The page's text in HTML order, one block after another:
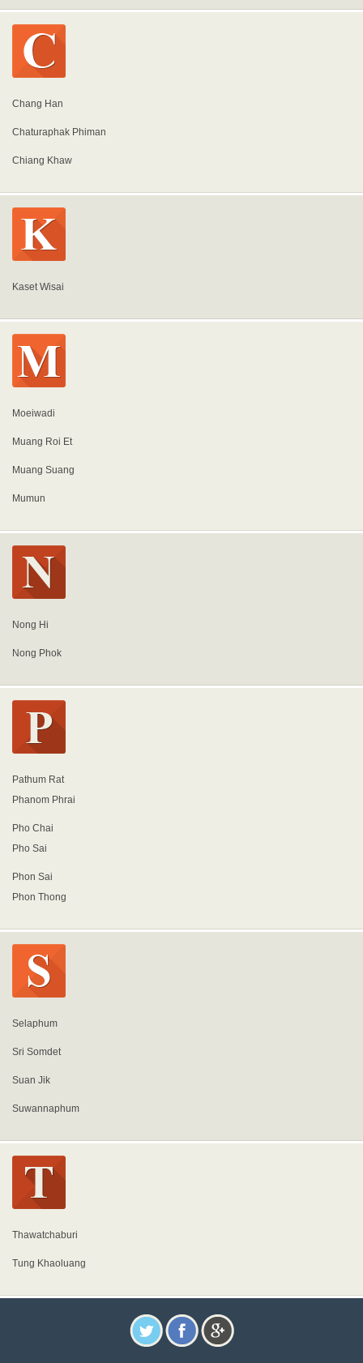
Chang Han
Chaturaphak Phiman
Chiang Khaw
Kaset Wisai
Moeiwadi
Muang Roi Et
Muang Suang
Mumun
Nong Hi
Nong Phok
Pathum Rat
Phanom Phrai
Pho Chai
Pho Sai
Phon Sai
Phon Thong
Selaphum
Sri Somdet
Suan Jik
Suwannaphum
Thawatchaburi
Tung Khaoluang